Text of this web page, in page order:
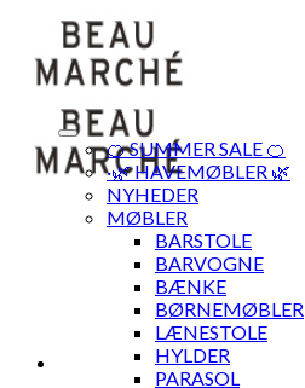
content
🍊 SUMMER SALE 🍊
·🌿 HAVEMØBLER 🌿
NYHEDER
MØBLER
BARSTOLE
BARVOGNE
BÆNKE
BØRNEMØBLER
LÆNESTOLE
HYLDER
PARASOL